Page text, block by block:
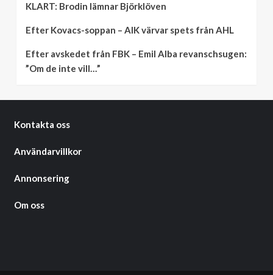
KLART: Brodin lämnar Björklöven
Efter Kovacs-soppan – AIK värvar spets från AHL
Efter avskedet från FBK – Emil Alba revanschsugen:
”Om de inte vill…”
Kontakta oss
Användarvillkor
Annonsering
Om oss